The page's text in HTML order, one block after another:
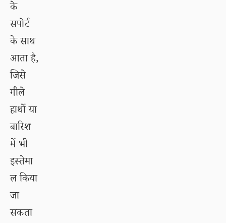
के
सपोर्ट
के साथ
आता है,
जिसे
गीले
हाथों या
बारिश
में भी
इस्तेमा
ल किया
जा
सकता